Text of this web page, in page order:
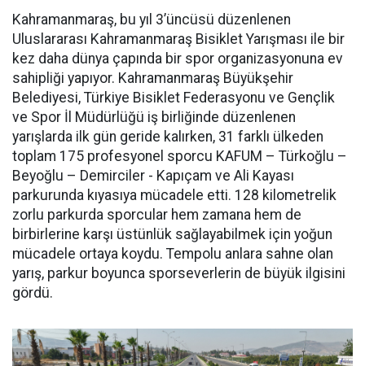
Kahramanmaraş, bu yıl 3’üncüsü düzenlenen
Uluslararası Kahramanmaraş Bisiklet Yarışması ile bir
kez daha dünya çapında bir spor organizasyonuna ev
sahipliği yapıyor. Kahramanmaraş Büyükşehir
Belediyesi, Türkiye Bisiklet Federasyonu ve Gençlik
ve Spor İl Müdürlüğü iş birliğinde düzenlenen
yarışlarda ilk gün geride kalırken, 31 farklı ülkeden
toplam 175 profesyonel sporcu KAFUM – Türkoğlu –
Beyoğlu – Demirciler - Kapıçam ve Ali Kayası
parkurunda kıyasıya mücadele etti. 128 kilometrelik
zorlu parkurda sporcular hem zamana hem de
birbirlerine karşı üstünlük sağlayabilmek için yoğun
mücadele ortaya koydu. Tempolu anlara sahne olan
yarış, parkur boyunca sporseverlerin de büyük ilgisini
gördü.